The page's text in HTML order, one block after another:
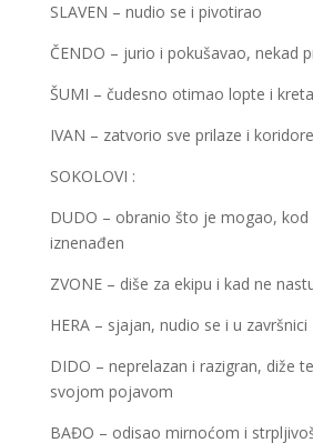
SLAVEN – nudio se i pivotirao
ČENDO – jurio i pokušavao, nekad
ŠUMI – čudesno otimao lopte i
IVAN – zatvorio sve prilaze i koridore
SOKOLOVI :
DUDO – obranio što je mogao, kod
iznenađen
ZVONE – diše za ekipu i kad ne
HERA – sjajan, nudio se i u završnici
DIDO – neprelazan i razigran, diže
svojom pojavom
BAĐO – odisao mirnoćom i